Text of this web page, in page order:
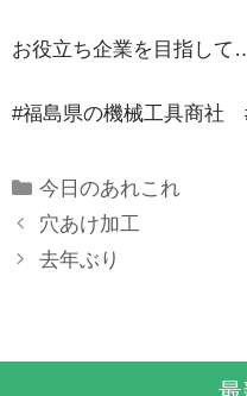
お役立ち企業を目指し
#福島県の機械工具商社
Categories
今日のあれこれ
穴あけ加工
去年ぶり